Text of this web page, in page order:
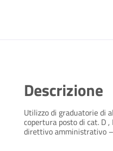
Descrizione
Utilizzo di graduatorie di
copertura posto di cat. D
direttivo amministrativo